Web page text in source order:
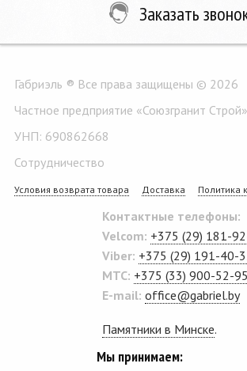
Заказать
Габриэль ® Все права защищены © 2026
Частное предприятие «Союзгранит Строй»
УНП: 690862668
Сотрудничество
Условия возврата товара Доставка Политика
Контактные телефоны:
Velcom: +375 (29) 181-
Viber: +375 (29) 191-40-
MTC: +375 (33) 900-52-95
E-mail: office@gabriel.by
Памятники в Минске.
Мы принимаем: